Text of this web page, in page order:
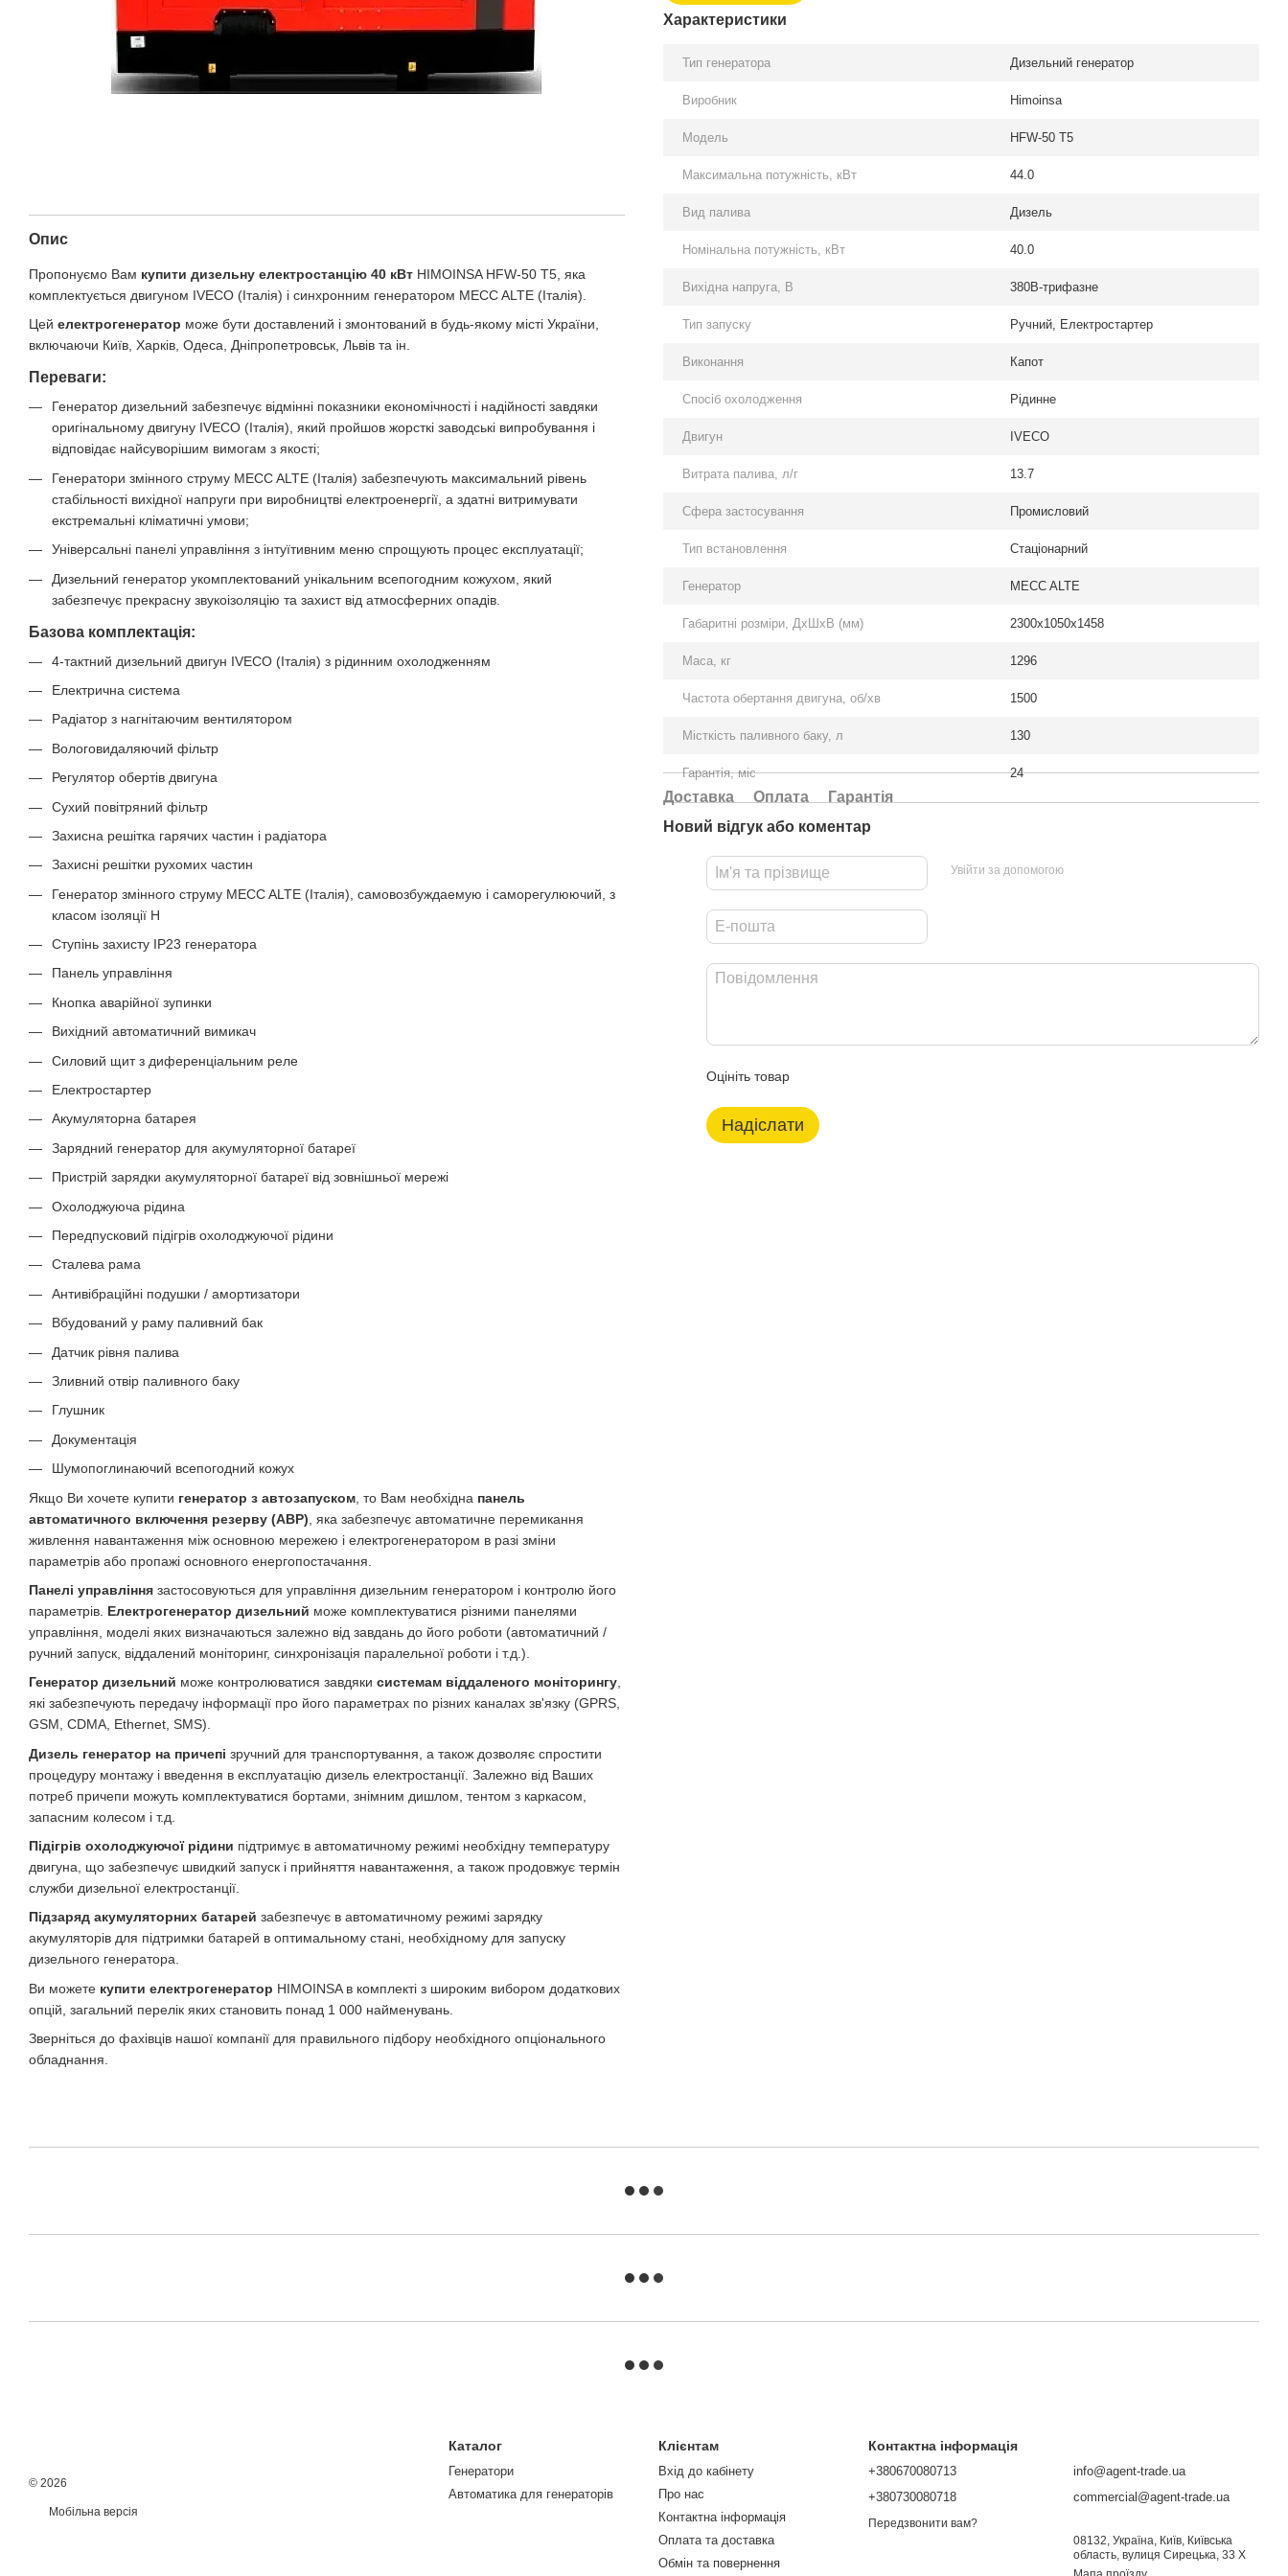
Опис
Пропонуємо Вам купити дизельну електростанцію 40 кВт HIMOINSA HFW-50 T5, яка
комплектується двигуном IVECO (Італія) і синхронним генератором MECC ALTE (Італія).
Цей електрогенератор може бути доставлений і змонтований в будь-якому місті України,
включаючи Київ, Харків, Одеса, Дніпропетровськ, Львів та ін.
Переваги:
Генератор дизельний забезпечує відмінні показники економічності і надійності завдяки
оригінальному двигуну IVECO (Італія), який пройшов жорсткі заводські випробування і
відповідає найсуворішим вимогам з якості;
Генератори змінного струму MECC ALTE (Італія) забезпечують максимальний рівень
стабільності вихідної напруги при виробництві електроенергії, а здатні витримувати
екстремальні кліматичні умови;
Універсальні панелі управління з інтуїтивним меню спрощують процес експлуатації;
Дизельний генератор укомплектований унікальним всепогодним кожухом, який
забезпечує прекрасну звукоізоляцію та захист від атмосферних опадів.
Базова комплектація:
4-тактний дизельний двигун IVECO (Італія) з рідинним охолодженням
Електрична система
Радіатор з нагнітаючим вентилятором
Вологовидаляючий фільтр
Регулятор обертів двигуна
Сухий повітряний фільтр
Захисна решітка гарячих частин і радіатора
Захисні решітки рухомих частин
Генератор змінного струму MECC ALTE (Італія), самовозбуждаемую і саморегулюючий, з
класом ізоляції H
Ступінь захисту IP23 генератора
Панель управління
Кнопка аварійної зупинки
Вихідний автоматичний вимикач
Силовий щит з диференціальним реле
Електростартер
Акумуляторна батарея
Зарядний генератор для акумуляторної батареї
Пристрій зарядки акумуляторної батареї від зовнішньої мережі
Охолоджуюча рідина
Передпусковий підігрів охолоджуючої рідини
Сталева рама
Антивібраційні подушки / амортизатори
Вбудований у раму паливний бак
Датчик рівня палива
Зливний отвір паливного баку
Глушник
Документація
Шумопоглинаючий всепогодний кожух
Якщо Ви хочете купити генератор з автозапуском , то Вам необхідна панель
автоматичного включення резерву (АВР) , яка забезпечує автоматичне перемикання
живлення навантаження між основною мережею і електрогенератором в разі зміни
параметрів або пропажі основного енергопостачання.
Панелі управління застосовуються для управління дизельним генератором і контролю його
параметрів. Електрогенератор дизельний може комплектуватися різними панелями
управління, моделі яких визначаються залежно від завдань до його роботи (автоматичний /
ручний запуск, віддалений моніторинг, синхронізація паралельної роботи і т.д.).
Генератор дизельний може контролюватися завдяки системам віддаленого моніторингу,
які забезпечують передачу інформації про його параметрах по різних каналах зв'язку (GPRS,
GSM, CDMA, Ethernet, SMS).
Дизель генератор на причепі зручний для транспортування, а також дозволяє спростити
процедуру монтажу і введення в експлуатацію дизель електростанції. Залежно від Ваших
потреб причепи можуть комплектуватися бортами, знімним дишлом, тентом з каркасом,
запасним колесом і т.д.
Підігрів охолоджуючої рідини підтримує в автоматичному режимі необхідну температуру
двигуна, що забезпечує швидкий запуск і прийняття навантаження, а також продовжує термін
служби дизельної електростанції.
Підзаряд акумуляторних батарей забезпечує в автоматичному режимі зарядку
акумуляторів для підтримки батарей в оптимальному стані, необхідному для запуску
дизельного генератора.
Ви можете купити електрогенератор HIMOINSA в комплекті з широким вибором додаткових
опцій, загальний перелік яких становить понад 1 000 найменувань.
Зверніться до фахівців нашої компанії для правильного підбору необхідного опціонального
обладнання.
Характеристики
Тип генератора Дизельний генератор
Виробник Himoinsa
Модель HFW-50 T5
Максимальна потужність, кВт 44.0
Вид палива Дизель
Номінальна потужність, кВт 40.0
Вихідна напруга, В 380В-трифазне
Тип запуску Ручний, Електростартер
Виконання Капот
Спосіб охолодження Рідинне
Двигун IVECO
Витрата палива, л/г 13.7
Сфера застосування Промисловий
Тип встановлення Стаціонарний
Генератор MECC ALTE
Габаритні розміри, ДхШхВ (мм) 2300х1050х1458
Маса, кг 1296
Частота обертання двигуна, об/хв 1500
Місткість паливного баку, л 130
Гарантія, міс 24
Доставка Оплата
Гарантія
Новий відгук або коментар
Увійти за допомогою
Оцініть товар
Надіслати
© 2026
Мобільна версія
Каталог
Генератори
Автоматика для генераторів
Клієнтам
Вхід до кабінету
Про нас
Контактна інформація
Оплата та доставка
Обмін та повернення
Контактна інформація
+380670080713
+380730080718
Передзвонити вам?
info@agent-trade.ua
commercial@agent-trade.ua
08132, Україна, Київ, Київська
область, вулиця Сирецька, 33 Х